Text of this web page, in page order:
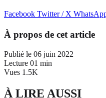
Facebook Twitter / X
À propos de cet article
Publié le 06 juin 2022
Lecture 01 min
Vues 1.5K
À LIRE AUSSI